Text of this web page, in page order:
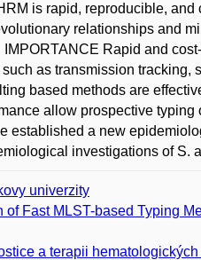
is rapid, reproducible,
relationships and
Rapid and
as transmission tracking,
based methods are
allow prospective
established a new
investigations of S.
univerzity
Fast MLST-based Typing
a terapii